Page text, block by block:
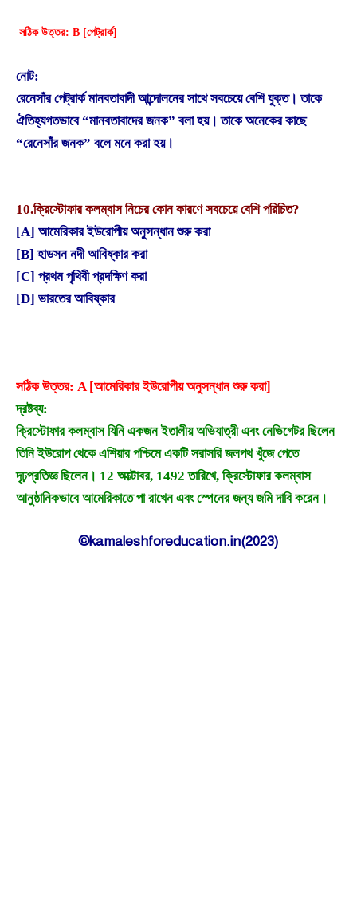
সঠিক উত্তর: B [পেট্রার্ক]
নোট:
রেনেসাঁর পেট্রার্ক মানবতাবাদী আন্দোলনের সাথে সবচেয়ে বেশি যুক্ত। তাকে
ঐতিহ্যগতভাবে “মানবতাবাদের জনক” বলা হয়। তাকে অনেকের কাছে
“রেনেসাঁর জনক” বলে মনে করা হয়।
10.ক্রিস্টোফার কলম্বাস নিচের কোন কারণে সবচেয়ে বেশি পরিচিত?
[A] আমেরিকার ইউরোপীয় অনুসন্ধান শুরু করা
[B] হাডসন নদী আবিষ্কার করা
[C] প্রথম পৃথিবী প্রদক্ষিণ করা
[D] ভারতের আবিষ্কার
সঠিক উত্তর: A [আমেরিকার ইউরোপীয় অনুসন্ধান শুরু করা]
দ্রষ্টব্য:
ক্রিস্টোফার কলম্বাস যিনি একজন ইতালীয় অভিযাত্রী এবং নেভিগেটর ছিলেন
তিনি ইউরোপ থেকে এশিয়ার পশ্চিমে একটি সরাসরি জলপথ খুঁজে পেতে
দৃঢ়প্রতিজ্ঞ ছিলেন। 12 অক্টোবর, 1492 তারিখে, ক্রিস্টোফার কলম্বাস
আনুষ্ঠানিকভাবে আমেরিকাতে পা রাখেন এবং স্পেনের জন্য জমি দাবি করেন।
©kamaleshforeducation.in(2023)